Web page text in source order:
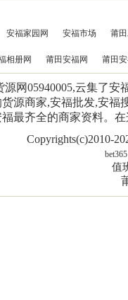
安福家园网 安福市场 莆
相册网 莆田安福网 莆田
网05940005,云集了
源商家,安福批发,安
最齐全的商家资料。
Copyrights(c)2010-
bet365
值